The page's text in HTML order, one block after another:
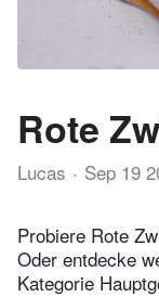
Rote
Lucas Sep 19
Probiere Rote
Oder entdecke
Kategorie